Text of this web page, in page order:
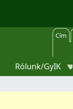
Cím
Rólunk/GyIK